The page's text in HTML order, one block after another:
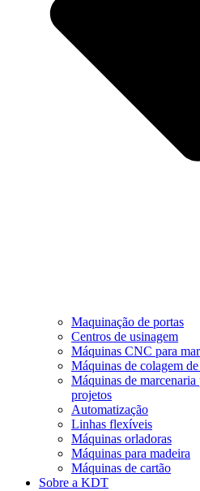
Maquinação de portas
Centros de usinagem
Máquinas CNC para
Máquinas de colagem
Máquinas de
projetos
Automatização
Linhas flexíveis
Máquinas orladoras
Máquinas para madeira
Máquinas de cartão
Sobre a KDT